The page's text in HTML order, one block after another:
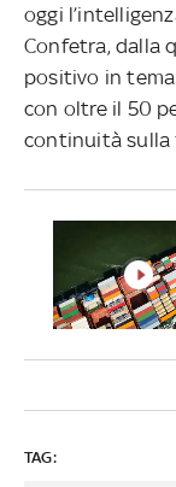
oggi
Confetra, dalla
positivo in
con oltre il 50
continuità sulla
TAG: